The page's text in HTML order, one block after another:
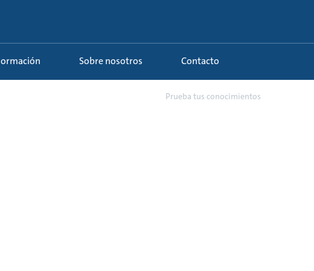
Formación Sobre nosotros Contacto
Prueba tus conocimientos